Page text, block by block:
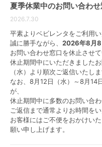
回す方が借りるよりも
ことができます。
信頼できるベビー用品
めには、レビューを読
らうなどして、しっか
すめです。
▼こちらでもっと詳し
は？購入とレンタルで
レンタルが安いベ
夏季休業中のお問い合わ
2026.7.30
平素よりベビレンタをご利用
誠に勝手ながら、 2026年8月8
お問い合わせ窓口を休止させて
休止期間中にいただきました
（水）より順次ご返信いたしま
なお、8月12日（水）～8月14
が、
休止期間中に多数のお問い合
ご返信まで通常よりお時間を
お客様にはご不便をおかけい
願い申し上げます。